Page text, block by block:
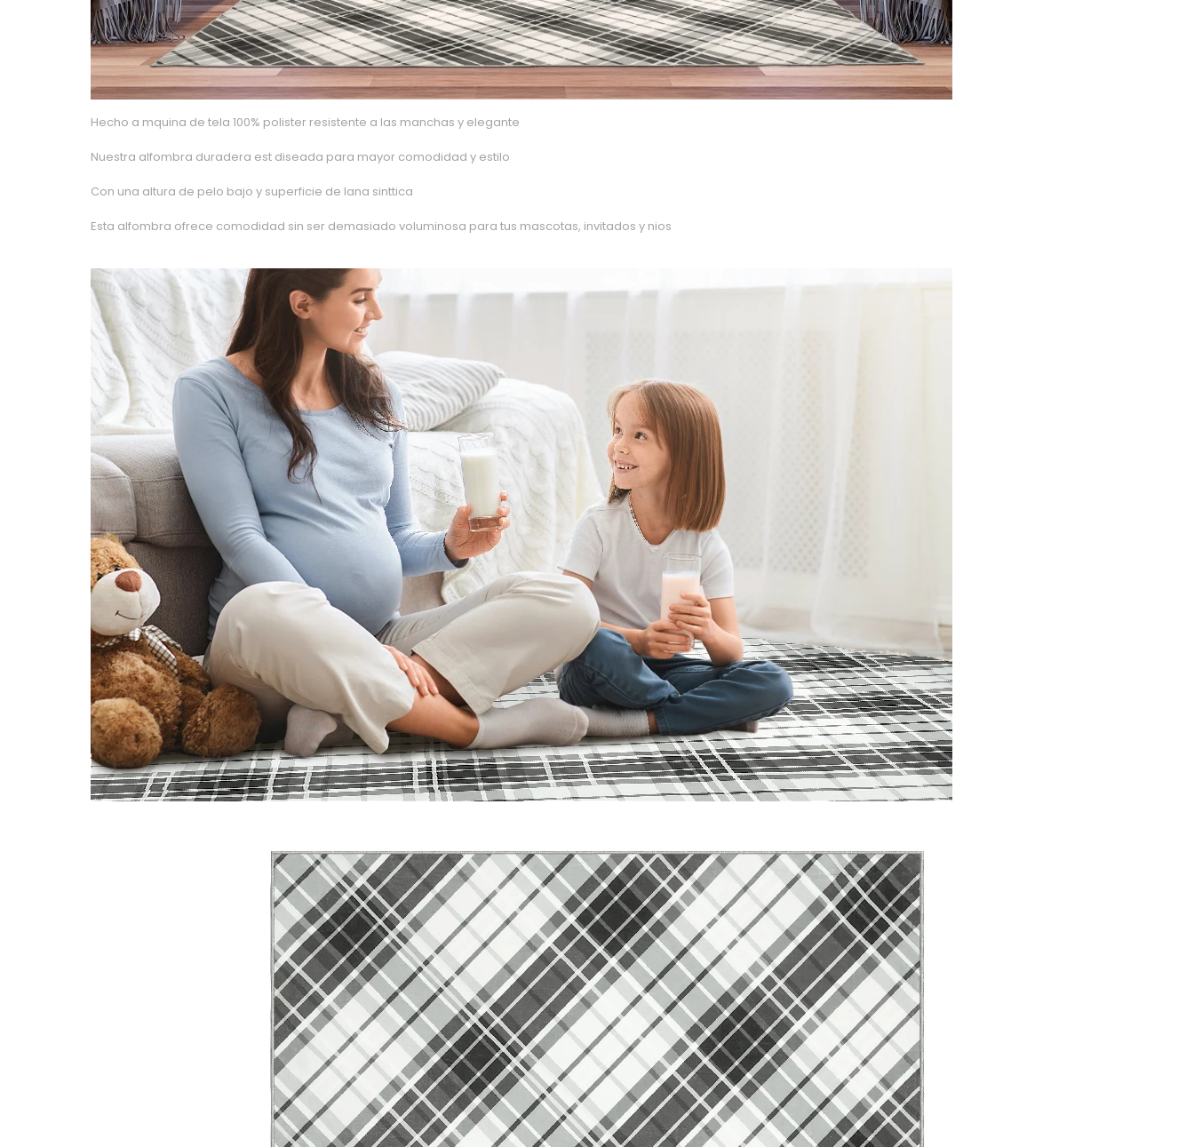
Hecho a mquina de tela 100% polister resistente a las manchas y elegante
Nuestra alfombra duradera est diseada para mayor comodidad y estilo
Con una altura de pelo bajo y superficie de lana sinttica
Esta alfombra ofrece comodidad sin ser demasiado voluminosa para tus mascotas, invitados y nios